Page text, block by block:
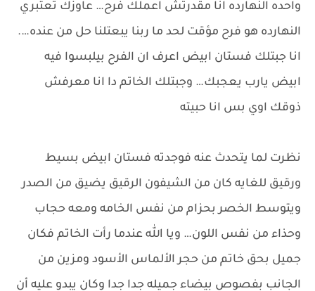
واحده النهارده انا مقدرتش اعملك فرح… عاوزك تعتبري
النهارده هو فرح مؤقت لحد ما ربنا يبعتلنا حل من عنده….
انا جبتلك فستان ابيض اعرف ان الفرح بيلبسوا فيه
ابيض يارب يعجبك… وجبتلك الخاتم دا انا معرفش
ذوقك اوي بس انا حبيته
نظرت لما يتحدث عنه فوجدته فستان ابيض بسيط
ورقيق للغايه كان من الشيفون الرقيق يضيق من الصدر
ويتوسط الخصر بحزام من نفس الخامه ومعه حجاب
وحذاء من نفس اللون… ويا الله عندما رأت الخاتم فكان
جميل بحق خاتم من حجر الألماس الأسود ومزين من
الجانب بفصوص بيضاء جميله جدا جدا وكان يبدو عليه أن